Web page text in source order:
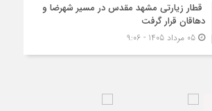
قطار زیارتی مشهد مقدس در مسیر شهرضا و
دهاقان قرار گرفت
05 مرداد 1405 - 9:06